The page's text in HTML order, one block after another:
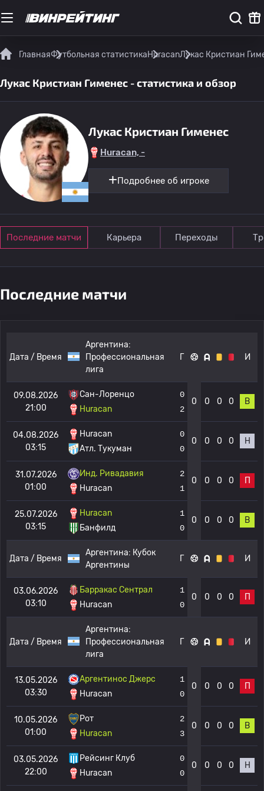
ГлавнаяФутбольная статистикаHuracanЛукас Кристиан
Лукас Кристиан Гименес - статистика и обзор
Лукас Кристиан Гименес
Huracan, -
Подробнее об игроке
Последние матчи Карьера Переходы
Последние матчи
Дата / Время
Аргентина:
Профессиональная
лига
Г И
09.08.2026
21:00
Сан-Лоренцо
Huracan
0
2
0 0 0 0 В
04.08.2026
03:15
Huracan
Атл. Тукуман
0
0
0 0 0 0 Н
31.07.2026
01:00
Инд. Ривадавия
Huracan
2
1
0 0 0 0 П
25.07.2026
03:15
Huracan
Банфилд
1
0
0 0 0 0 В
Дата / Время
Аргентина: Кубок
Аргентины
Г И
03.06.2026
03:10
Барракас Сентрал
Huracan
1
0
0 0 0 0 П
Дата / Время
Аргентина:
Профессиональная
лига
Г И
13.05.2026
03:30
Аргентинос Джерс
Huracan
1
0
0 0 0 0 П
10.05.2026
01:00
Рот
Huracan
2
3
0 0 0 0 В
03.05.2026
22:00
Рейсинг Клуб
Huracan
0
0
0 0 0 0 Н